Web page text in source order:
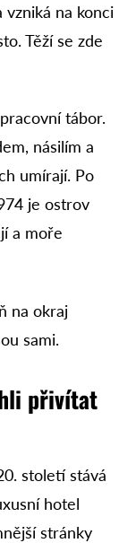
vzniká na konci
Těží se zde
tábor.
násilím a
umírají. Po
je ostrov
a moře
na okraj
sami.
přivítat
století stává
hotel
stránky